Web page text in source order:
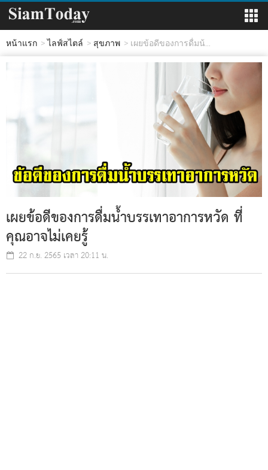
หน้าแรก ไลฟ์สไตล์ สุขภาพ เผยข้อดีของการดื่มน้...
เผยข้อดีของการดื่มน้ำบรรเทาอาการหวัด ที่
คุณอาจไม่เคยรู้
22 ก.ย. 2565 เวลา 20:11 น.